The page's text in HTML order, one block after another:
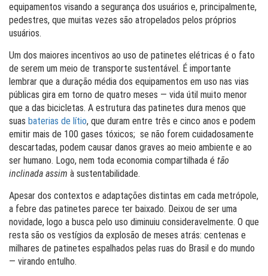
equipamentos visando a segurança dos usuários e, principalmente,
pedestres, que muitas vezes são atropelados pelos próprios
usuários.
Um dos maiores incentivos ao uso de patinetes elétricas é o fato
de serem um meio de transporte sustentável. É importante
lembrar que a duração média dos equipamentos em uso nas vias
públicas gira em torno de quatro meses — vida útil muito menor
que a das bicicletas. A estrutura das patinetes dura menos que
suas baterias de lítio, que duram entre três e cinco anos e podem
emitir mais de 100 gases tóxicos; se não forem cuidadosamente
descartadas, podem causar danos graves ao meio ambiente e ao
ser humano. Logo, nem toda economia compartilhada é tão
inclinada assim à sustentabilidade.
Apesar dos contextos e adaptações distintas em cada metrópole,
a febre das patinetes parece ter baixado. Deixou de ser uma
novidade, logo a busca pelo uso diminuiu consideravelmente. O que
resta são os vestígios da explosão de meses atrás: centenas e
milhares de patinetes espalhados pelas ruas do Brasil e do mundo
— virando entulho.